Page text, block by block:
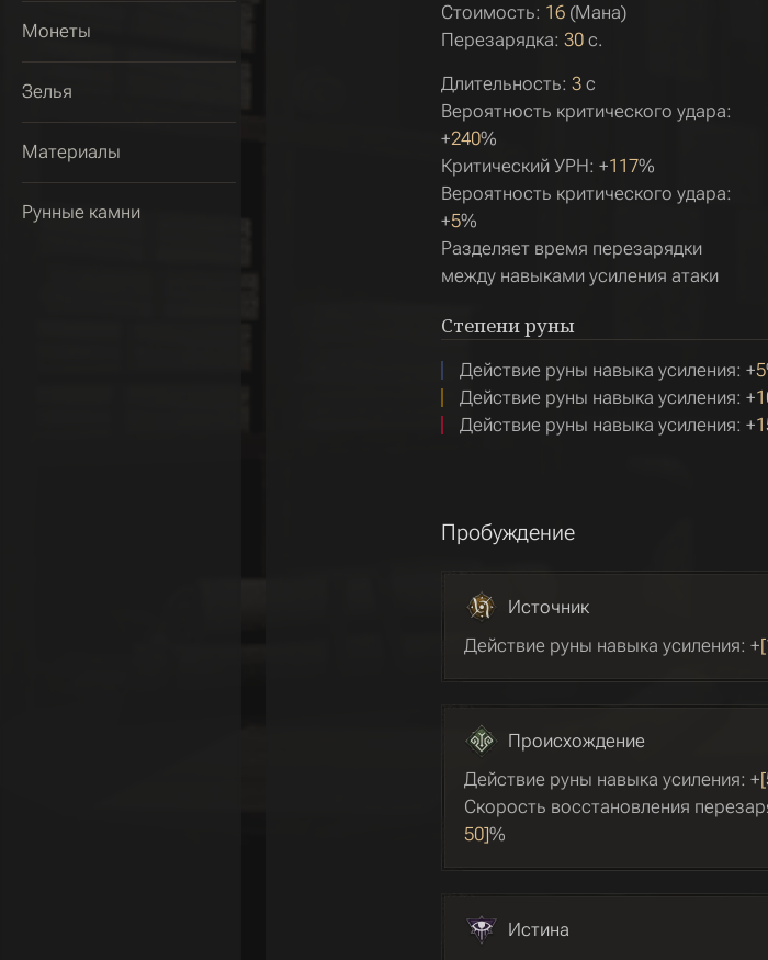
Монеты
Зелья
Материалы
Рунные камни
Стоимость: 16 (Мана)
Перезарядка: 30 с.
Длительность: 3 с
Вероятность критического удара:
+240%
Критический УРН: +117%
Вероятность критического удара:
+5%
Разделяет время перезарядки
между навыками усиления атаки
Степени руны
Действие руны навыка усиления: +5
Действие руны навыка усиления: +
Действие руны навыка усиления: +
Пробуждение
Источник
Действие руны навыка усиления: +
Происхождение
Действие руны навыка усиления: +
Скорость восстановления
50]%
Истина